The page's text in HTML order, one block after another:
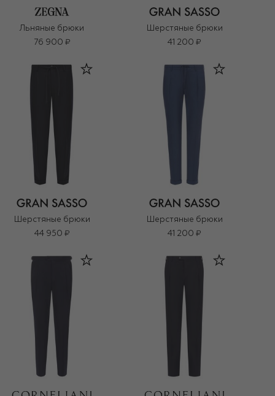
Льняные брюки
76 900 ₽
Шерстяные брюки
41 200 ₽
Шерстяные брюки
44 950 ₽
Шерстяные брюки
41 200 ₽